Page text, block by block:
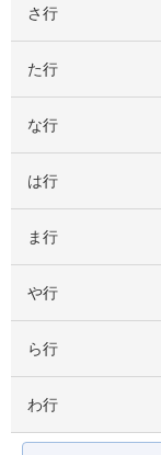
さ行
た行
な行
は行
ま行
や行
ら行
わ行